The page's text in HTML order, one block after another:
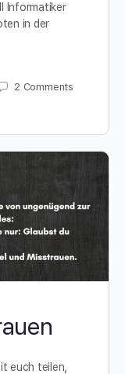
Informatiker
in der
2 Comments
euch teilen,